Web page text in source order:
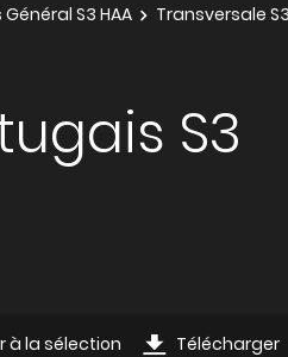
S3 HAA
Transversale S3
S3
à la sélection Télécharger